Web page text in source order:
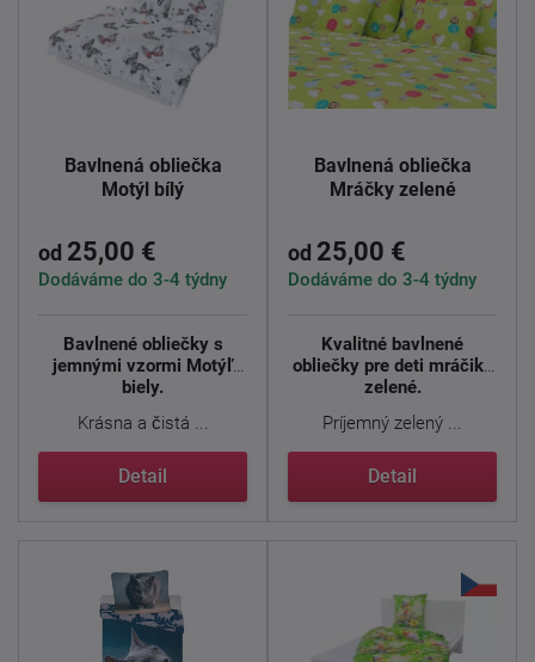
Bavlnená obliečka
Motýl bílý
od 25,00 €
Dodáváme do 3-4 týdny
Bavlnené obliečky s
jemnými vzormi Motýľ
biely.
Krásna a čistá ...
Detail
Bavlnená obliečka
Mráčky zelené
od 25,00 €
Dodáváme do 3-4 týdny
Kvalitné bavlnené
obliečky pre deti mráčika
zelené.
Príjemný zelený ...
Detail